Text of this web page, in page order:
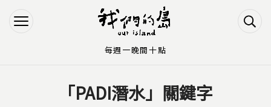
Jump to Navigation
Jump to Main content
「PADI潛水」關鍵字
每週一晚間十點